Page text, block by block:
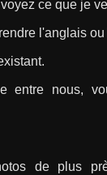
ce que je
l'anglais
entre nous,
de plus